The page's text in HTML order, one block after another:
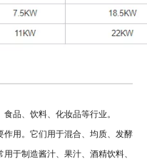
品、饮料、化妆品等行业。
用。它们用于混合、均质、发酵
于制造酱汁、果汁、酒精饮料、